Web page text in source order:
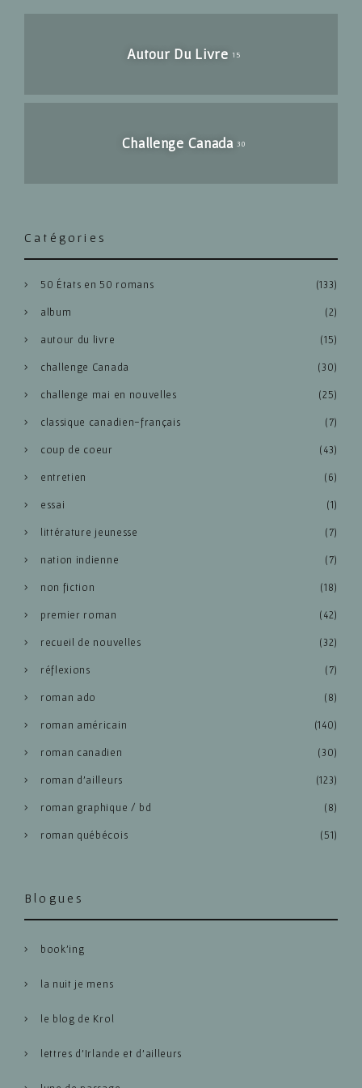
Autour Du Livre 15
Challenge Canada 30
Catégories
50 États en 50 romans (133)
album (2)
autour du livre (15)
challenge Canada (30)
challenge mai en nouvelles (25)
classique canadien-français (7)
coup de coeur (43)
entretien (6)
essai (1)
littérature jeunesse (7)
nation indienne (7)
non fiction (18)
premier roman (42)
recueil de nouvelles (32)
réflexions (7)
roman ado (8)
roman américain (140)
roman canadien (30)
roman d'ailleurs (123)
roman graphique / bd (8)
roman québécois (51)
Blogues
book’ing
la nuit je mens
le blog de Krol
lettres d’Irlande et d’ailleurs